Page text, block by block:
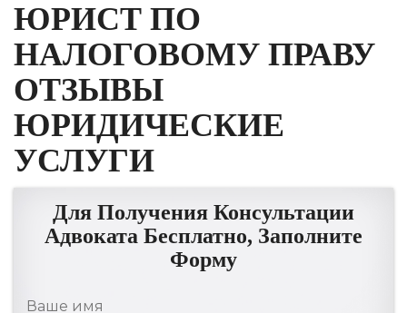
ЮРИСТ ПО
НАЛОГОВОМУ ПРАВУ
ОТЗЫВЫ
ЮРИДИЧЕСКИЕ
УСЛУГИ
Для Получения Консультации
Адвоката Бесплатно, Заполните
Форму